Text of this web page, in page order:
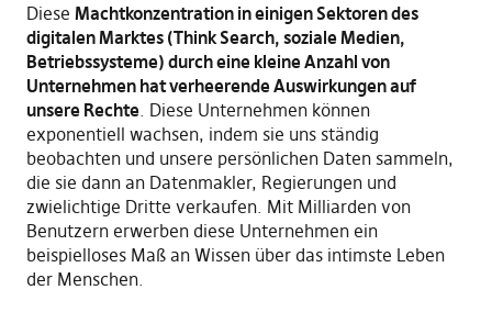
Diese Machtkonzentration in einigen Sektoren des
digitalen Marktes (Think Search, soziale Medien,
Betriebssysteme) durch eine kleine Anzahl von
Unternehmen hat verheerende Auswirkungen auf
unsere Rechte. Diese Unternehmen können
exponentiell wachsen, indem sie uns ständig
beobachten und unsere persönlichen Daten sammeln,
die sie dann an Datenmakler, Regierungen und
zwielichtige Dritte verkaufen. Mit Milliarden von
Benutzern erwerben diese Unternehmen ein
beispielloses Maß an Wissen über das intimste Leben
der Menschen.